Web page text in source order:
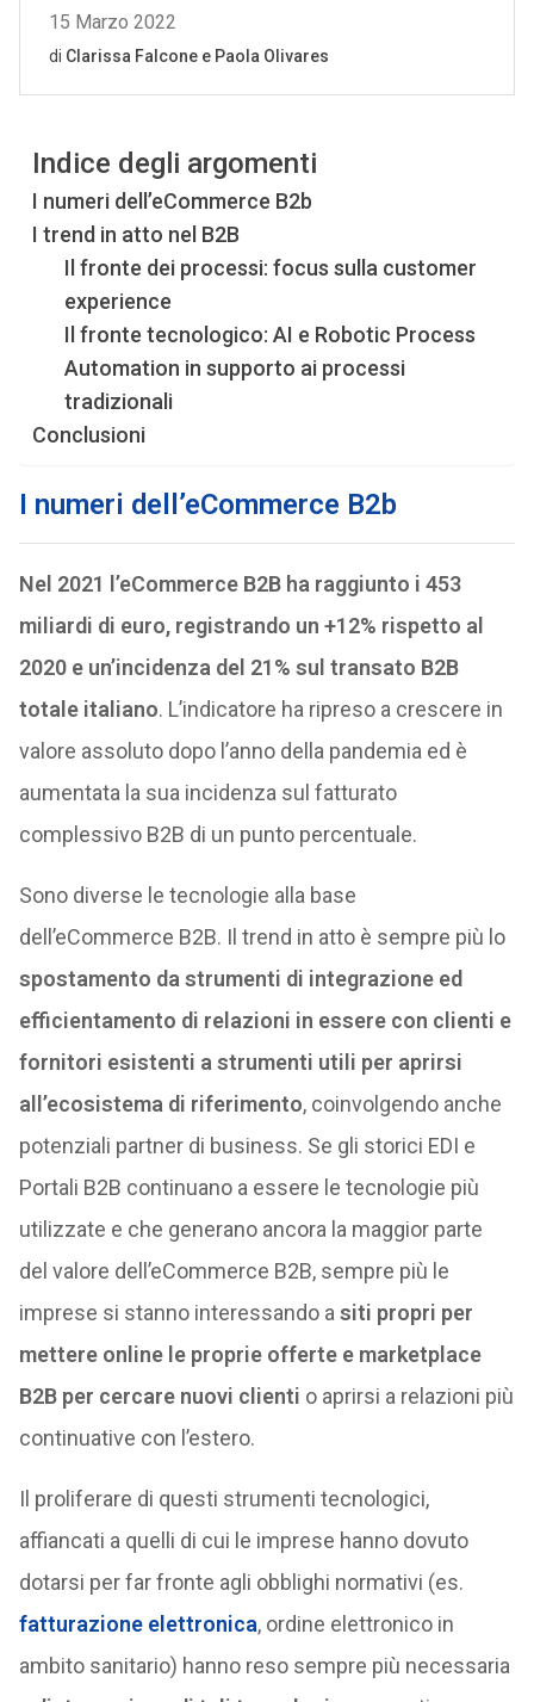
Indice degli argomenti
I numeri dell’eCommerce B2b
I trend in atto nel B2B
Il fronte dei processi: focus sulla customer
experience
Il fronte tecnologico: AI e Robotic Process
Automation in supporto ai processi
tradizionali
Conclusioni
I numeri dell’eCommerce B2b
Nel 2021 l’eCommerce B2B ha raggiunto i 453
miliardi di euro, registrando un +12% rispetto al
2020 e un’incidenza del 21% sul transato B2B
totale italiano. L’indicatore ha ripreso a crescere in
valore assoluto dopo l’anno della pandemia ed è
aumentata la sua incidenza sul fatturato
complessivo B2B di un punto percentuale.
Sono diverse le tecnologie alla base
dell’eCommerce B2B. Il trend in atto è sempre più lo
spostamento da strumenti di integrazione ed
efficientamento di relazioni in essere con clienti e
fornitori esistenti a strumenti utili per aprirsi
all’ecosistema di riferimento, coinvolgendo anche
potenziali partner di business. Se gli storici EDI e
Portali B2B continuano a essere le tecnologie più
utilizzate e che generano ancora la maggior parte
del valore dell’eCommerce B2B, sempre più le
imprese si stanno interessando a siti propri per
mettere online le proprie offerte e marketplace
B2B per cercare nuovi clienti o aprirsi a relazioni più
continuative con l’estero.
Il proliferare di questi strumenti tecnologici,
affiancati a quelli di cui le imprese hanno dovuto
dotarsi per far fronte agli obblighi normativi (es.
fatturazione elettronica, ordine elettronico in
ambito sanitario) hanno reso sempre più necessaria